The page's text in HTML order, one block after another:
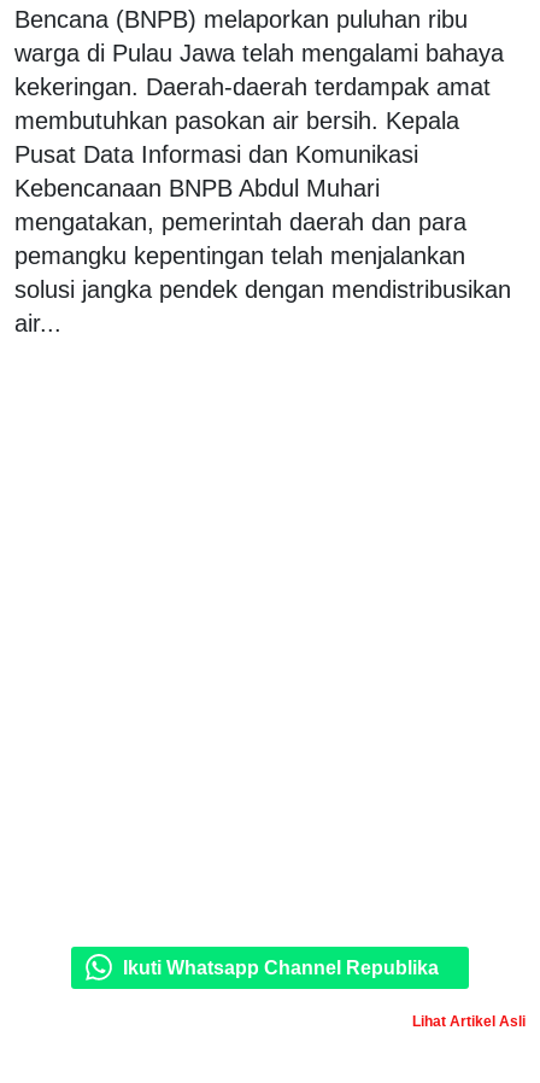
Bencana (BNPB) melaporkan puluhan ribu
warga di Pulau Jawa telah mengalami bahaya
kekeringan. Daerah-daerah terdampak amat
membutuhkan pasokan air bersih. Kepala
Pusat Data Informasi dan Komunikasi
Kebencanaan BNPB Abdul Muhari
mengatakan, pemerintah daerah dan para
pemangku kepentingan telah menjalankan
solusi jangka pendek dengan mendistribusikan
air...
Ikuti Whatsapp Channel Republika
Lihat Artikel Asli